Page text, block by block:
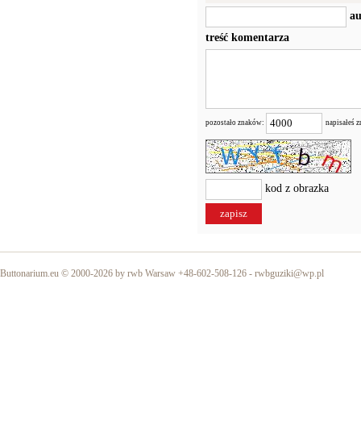
treść komentarza
pozostało znaków: napisałeś
kod z obrazka
Buttonarium.eu © 2000-2026 by rwb Warsaw +48-602-508-126 - rwbguziki@wp.pl